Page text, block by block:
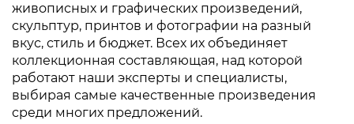
живописных и графических произведений,
скульптур, принтов и фотографии на разный
вкус, стиль и бюджет. Всех их объединяет
коллекционная составляющая, над которой
работают наши эксперты и специалисты,
выбирая самые качественные произведения
среди многих предложений.